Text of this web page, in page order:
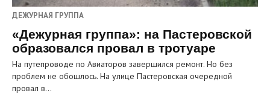
ДЕЖУРНАЯ ГРУППА
«Дежурная группа»: на Пастеровской
образовался провал в тротуаре
На путепроводе по Авиаторов завершился ремонт. Но без
проблем не обошлось. На улице Пастеровская очередной
провал в…